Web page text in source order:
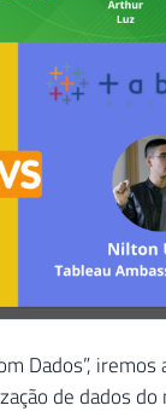
Dados”,
de dados do